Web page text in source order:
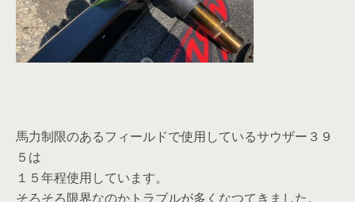
馬力制限のあるフィールドで使用しているサウザー３９
５は
１５年程使用しています。
そろそろ限界なのかトラブルが多くなつてきました。